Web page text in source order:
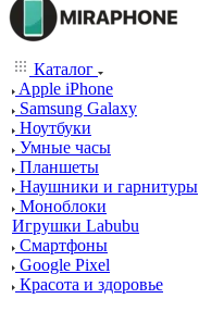
Каталог
Apple iPhone
Samsung Galaxy
Ноутбуки
Умные часы
Планшеты
Наушники и гарнитуры
Моноблоки
Игрушки Labubu
Смартфоны
Google Pixel
Красота и здоровье